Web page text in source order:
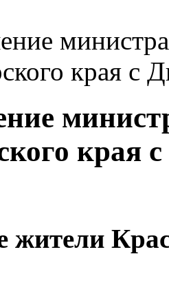
края с
края